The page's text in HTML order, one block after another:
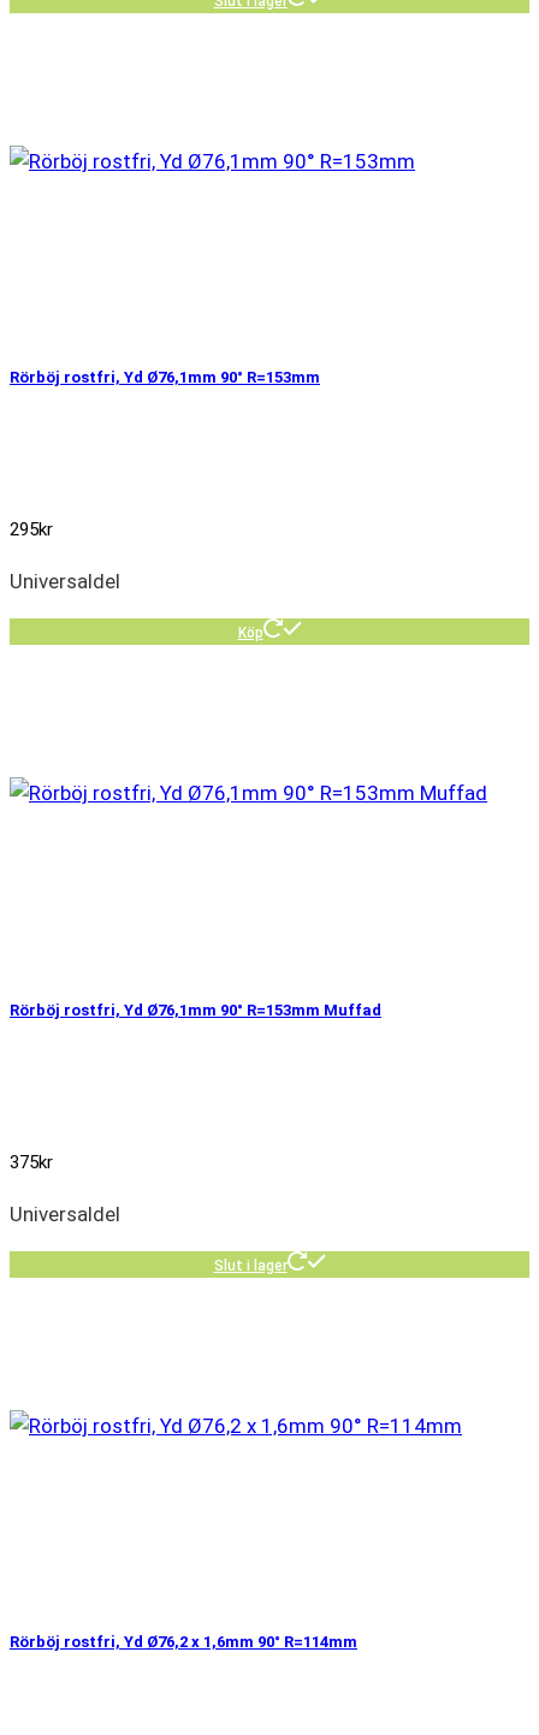
Rörböj rostfri, Yd Ø76,1mm 90° R=153mm
295kr
Universaldel
Köp
Rörböj rostfri, Yd Ø76,1mm 90° R=153mm Muffad
375kr
Universaldel
Slut i lager
Rörböj rostfri, Yd Ø76,2 x 1,6mm 90° R=114mm